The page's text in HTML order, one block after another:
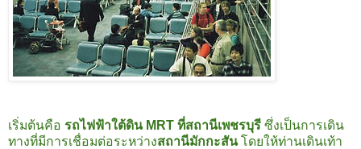
เริ่มต้นคือ รถไฟฟ้าใต้ดิน MRT ที่สถานีเพชรบุรี ซึ่งเป็นการเดิน
ทางที่มีการเชื่อมต่อระหว่างสถานีมักกะสัน โดยให้ท่านเดินเท้า